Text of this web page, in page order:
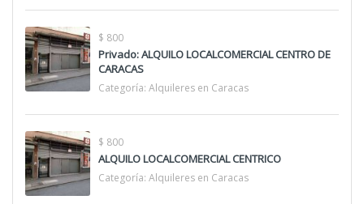
$ 800
Privado: ALQUILO LOCALCOMERCIAL CENTRO DE
CARACAS
Categoría: Alquileres en Caracas
$ 800
ALQUILO LOCALCOMERCIAL CENTRICO
Categoría: Alquileres en Caracas